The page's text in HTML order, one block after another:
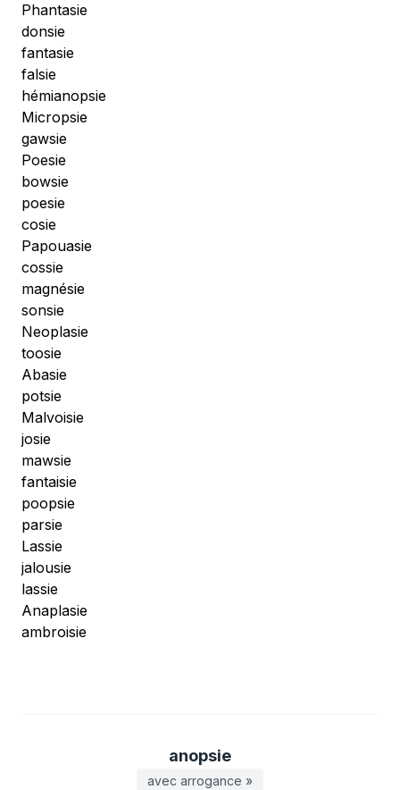
Phantasie
donsie
fantasie
falsie
hémianopsie
Micropsie
gawsie
Poesie
bowsie
poesie
cosie
Papouasie
cossie
magnésie
sonsie
Neoplasie
toosie
Abasie
potsie
Malvoisie
josie
mawsie
fantaisie
poopsie
parsie
Lassie
jalousie
lassie
Anaplasie
ambroisie
anopsie
avec arrogance »